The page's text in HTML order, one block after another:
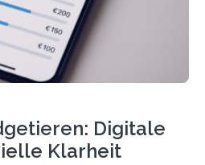
Digitale
Klarheit